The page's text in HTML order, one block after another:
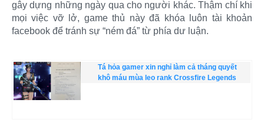
gây dựng những ngày qua cho người khác. Thậm chí khi
mọi việc vỡ lở, game thủ này đã khóa luôn tài khoản
facebook để tránh sự “ném đá” từ phía dư luận.
Tá hỏa gamer xin nghỉ làm cả tháng quyết
khô máu mùa leo rank Crossfire Legends